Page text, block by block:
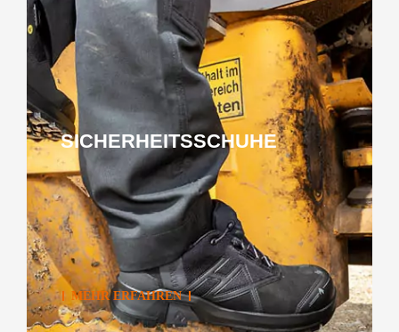
SICHERHEITSSCHUHE
MEHR ERFAHREN